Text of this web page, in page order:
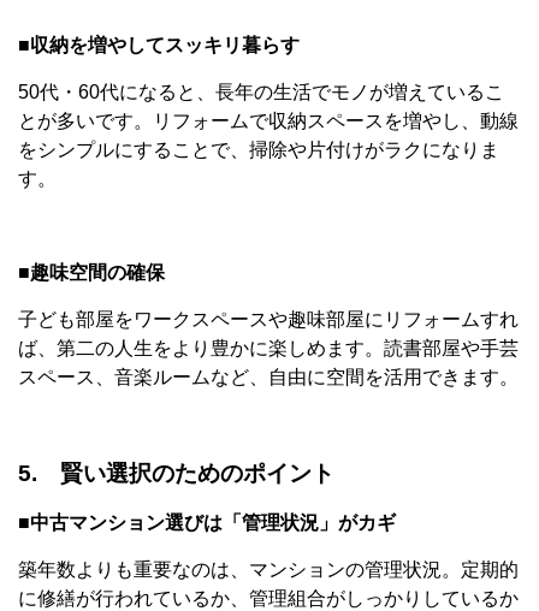
■収納を増やしてスッキリ暮らす
50代・60代になると、長年の生活でモノが増えているこ
とが多いです。リフォームで収納スペースを増やし、動線
をシンプルにすることで、掃除や片付けがラクになりま
す。
■趣味空間の確保
子ども部屋をワークスペースや趣味部屋にリフォームすれ
ば、第二の人生をより豊かに楽しめます。読書部屋や手芸
スペース、音楽ルームなど、自由に空間を活用できます。
5. 賢い選択のためのポイント
■中古マンション選びは「管理状況」がカギ
築年数よりも重要なのは、マンションの管理状況。定期的
に修繕が行われているか、管理組合がしっかりしているか